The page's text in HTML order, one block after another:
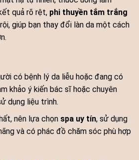
quả rõ rệt, phi thuyền tắm trắng
giúp bạn thay đổi làn da một cách
có bệnh lý da liễu hoặc đang có
khảo ý kiến bác sĩ hoặc chuyên
dụng liệu trình.
nên lựa chọn spa uy tín, sử dụng
và có phác đồ chăm sóc phù hợp